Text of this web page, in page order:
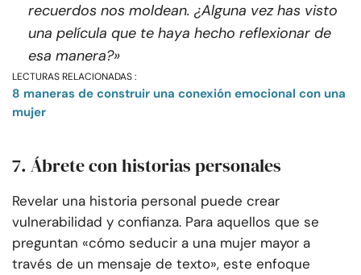
recuerdos nos moldean. ¿Alguna vez has visto
una película que te haya hecho reflexionar de
esa manera?»
LECTURAS RELACIONADAS :
8 maneras de construir una conexión emocional con una
mujer
7. Ábrete con historias personales
Revelar una historia personal puede crear
vulnerabilidad y confianza. Para aquellos que se
preguntan «cómo seducir a una mujer mayor a
través de un mensaje de texto», este enfoque